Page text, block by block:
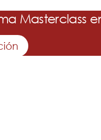
Masterclass